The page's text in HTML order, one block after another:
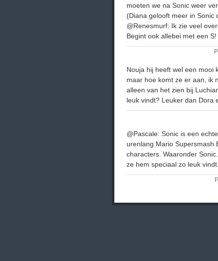
moeten we na Sonic weer
(Diana gelooft meer in Sonic
@Renesmurf: Ik zie veel
Begint ook allebei met een S!
Nouja hij heeft wel een mooi
maar hoe komt ze er aan, ik
alleen van het zien bij
leuk vindt? Leuker dan Dora
@Pascale: Sonic is een
urenlang Mario Supersmash
characters. Waaronder
ze hem speciaal zo leuk